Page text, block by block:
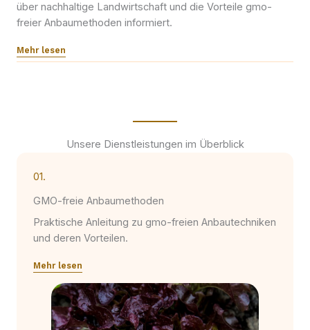
über nachhaltige Landwirtschaft und die Vorteile gmo-
freier Anbaumethoden informiert.
Mehr lesen
Unsere Dienstleistungen im Überblick
01.
GMO-freie Anbaumethoden
Praktische Anleitung zu gmo-freien Anbautechniken
und deren Vorteilen.
Mehr lesen